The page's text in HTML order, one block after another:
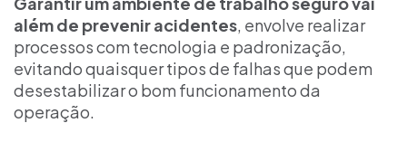
além de prevenir acidentes, envolve realizar
processos com tecnologia e padronização,
evitando quaisquer tipos de falhas que podem
desestabilizar o bom funcionamento da
operação.